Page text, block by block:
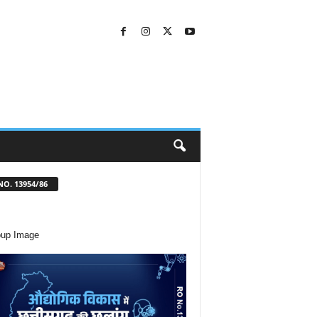
13954/86